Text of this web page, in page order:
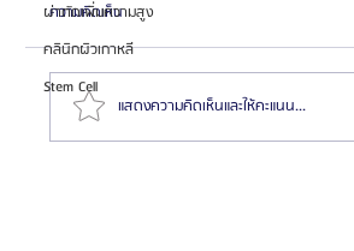
ผ่าตัดเพิ่มความสูง
คลินิกผิวเกาหลี
Stem Cell
ความคิดเห็น
แสดงความคิดเห็นและให้คะแนน...